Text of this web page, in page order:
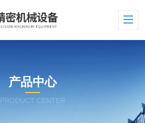
产品中心
PRODUCT CENTER